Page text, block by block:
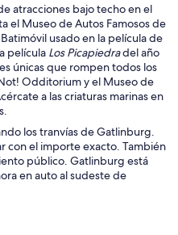
atracciones bajo techo en el
el Museo de Autos Famosos de
usado en la película de
película Los Picapiedradel año
únicas que rompen todos los
Odditorium y el Museo de
a las criaturas marinas en
los tranvías de Gatlinburg.
con el importe exacto. También
público. Gatlinburg está
en auto al sudeste de